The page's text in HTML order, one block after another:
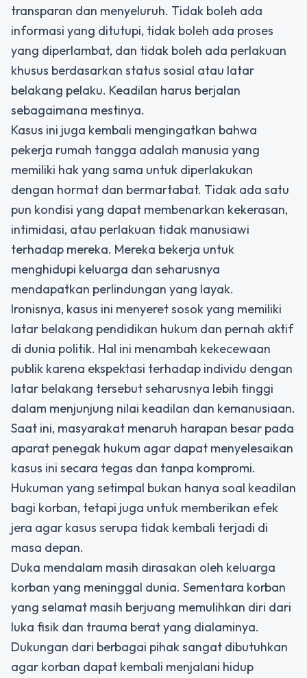
transparan dan menyeluruh. Tidak boleh ada
informasi yang ditutupi, tidak boleh ada proses
yang diperlambat, dan tidak boleh ada perlakuan
khusus berdasarkan status sosial atau latar
belakang pelaku. Keadilan harus berjalan
sebagaimana mestinya.
Kasus ini juga kembali mengingatkan bahwa
pekerja rumah tangga adalah manusia yang
memiliki hak yang sama untuk diperlakukan
dengan hormat dan bermartabat. Tidak ada satu
pun kondisi yang dapat membenarkan kekerasan,
intimidasi, atau perlakuan tidak manusiawi
terhadap mereka. Mereka bekerja untuk
menghidupi keluarga dan seharusnya
mendapatkan perlindungan yang layak.
Ironisnya, kasus ini menyeret sosok yang memiliki
latar belakang pendidikan hukum dan pernah aktif
di dunia politik. Hal ini menambah kekecewaan
publik karena ekspektasi terhadap individu dengan
latar belakang tersebut seharusnya lebih tinggi
dalam menjunjung nilai keadilan dan kemanusiaan.
Saat ini, masyarakat menaruh harapan besar pada
aparat penegak hukum agar dapat menyelesaikan
kasus ini secara tegas dan tanpa kompromi.
Hukuman yang setimpal bukan hanya soal keadilan
bagi korban, tetapi juga untuk memberikan efek
jera agar kasus serupa tidak kembali terjadi di
masa depan.
Duka mendalam masih dirasakan oleh keluarga
korban yang meninggal dunia. Sementara korban
yang selamat masih berjuang memulihkan diri dari
luka fisik dan trauma berat yang dialaminya.
Dukungan dari berbagai pihak sangat dibutuhkan
agar korban dapat kembali menjalani hidup